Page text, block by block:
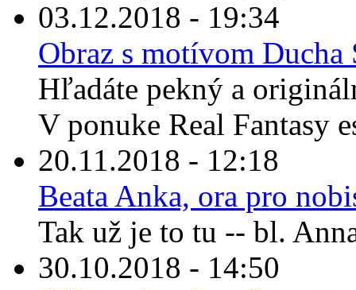
03.12.2018 - 19:34
Obraz s motívom
Hľadáte pekný a
V ponuke Real Fantasy
20.11.2018 - 12:18
Beata Anka, ora pro
Tak už je to tu -- bl.
30.10.2018 - 14:50